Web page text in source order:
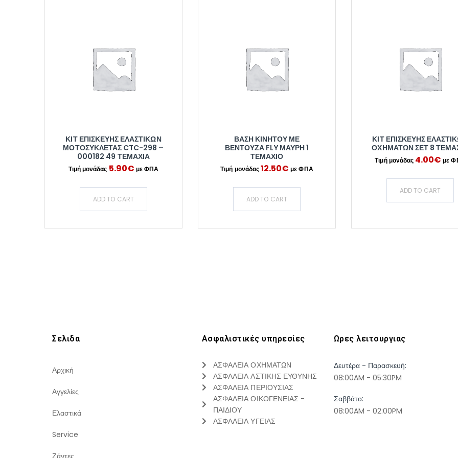
ΚΙΤ ΕΠΙΣΚΕΥΉΣ ΕΛΑΣΤΙΚΏΝ
ΜΟΤΟΣΥΚΛΈΤΑΣ CTC-298 –
000182 49 ΤΕΜΆΧΙΑ
5.90€
ADD TO CART
ΒΆΣΗ ΚΙΝΗΤΟΎ ΜΕ
ΒΕΝΤΟΎΖΑ FLY ΜΑΎΡΗ 1
ΤΕΜΆΧΙΟ
12.50€
ADD TO CART
ΚΙΤ ΕΠΙΣΚΕΥΉΣ
ΟΧΗΜΆΤΩΝ ΣΕΤ 8
4.00€
ADD TO CART
Σελιδα
Αρχική
Αγγελίες
Ελαστικά
Service
Ζάντες
Ασφαλιστικές υπηρεσίες
ΑΣΦΑΛΕΙΑ ΟΧΗΜΑΤΩΝ
ΑΣΦΑΛΕΙΑ ΑΣΤΙΚΗΣ ΕΥΘΥΝΗΣ
ΑΣΦΑΛΕΙΑ ΠΕΡΙΟΥΣΙΑΣ
ΑΣΦΑΛΕΙΑ ΟΙΚΟΓΕΝΕΙΑΣ -
ΠΑΙΔΙΟΥ
ΑΣΦΑΛΕΙΑ ΥΓΕΙΑΣ
Ωρες λειτουργιας
Δευτέρα - Παρασκευή:
08:00AM - 05:30PM
Σαββάτο:
08:00AM - 02:00PM